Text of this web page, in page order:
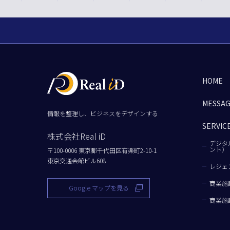
情報を整理し、ビジネスをデザインする
株式会社Real iD
〒100-0006 東京都千代田区有楽町2-10-1
東京交通会館ビル608
Google マップを見る
HOME
デジ
ント）
レジ
商業施
商業施